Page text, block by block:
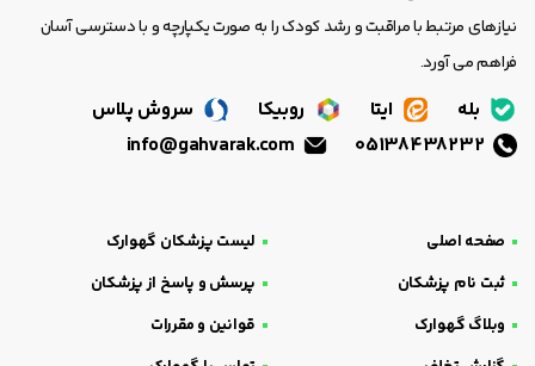
نیازهای مرتبط با مراقبت و رشد کودک را به صورت یکپارچه و با دسترسی آسان
فراهم می آورد.
بله ایتا روبیکا
سروش پلاس
صفحه اصلی
لیست پزشکان گهوارک
ثبت نام پزشکان
پرسش و پاسخ از پزشکان
وبلاگ گهوارک
قوانین و مقررات